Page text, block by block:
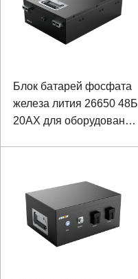
Блок батарей фосфата
железа лития 26650 48Б
20АХ для оборудования